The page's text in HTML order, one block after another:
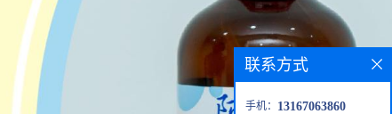
联系方式
手机： 13167063860